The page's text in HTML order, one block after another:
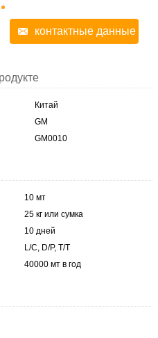
контактные данные
Китай
GM
GM0010
10 мт
25 кг или сумка
10 дней
L/C, D/P, T/T
40000 мт в год